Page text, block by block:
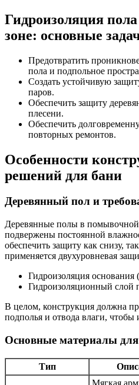
Гидроизоляция
зоне: основные
Предотвратить
пола и подпольное
Создать устойчивую
паров.
Обеспечить защиту
плесени.
Обеспечить
повторных ремонтов.
Особенности
решений для бани
Деревянный пол и
Деревянные полы в
подвержены постоянной
обеспечить защиту как снизу,
применяется двухуровневая
Гидроизоляция основания
Гидроизоляционный слой
В целом, конструкция должна
подполья и отвода влаги, чтобы
Основные материалы
Тип
Мягкая